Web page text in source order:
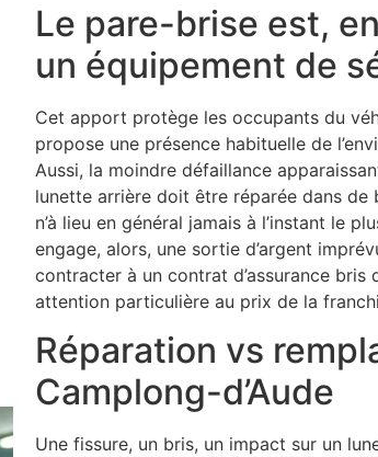
Le pare-brise est,
un équipement de
Cet apport protège les occupants du
propose une présence habituelle de
Aussi, la moindre défaillance
lunette arrière doit être réparée dans de
n’à lieu en général jamais à l’instant le
engage, alors, une sortie d’argent
contracter à un contrat d’assurance bris
attention particulière au prix de la
Réparation vs
Camplong-d’Aude
Une fissure, un bris, un impact sur un